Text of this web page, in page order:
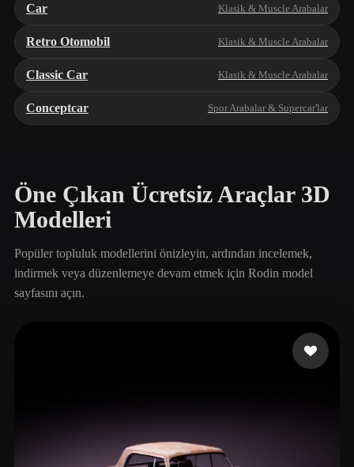
Car Klasik & Muscle Arabalar
Retro Otomobil Klasik & Muscle Arabalar
Classic Car Klasik & Muscle Arabalar
Conceptcar Spor Arabalar & Supercar'lar
Öne Çıkan Ücretsiz Araçlar 3D
Modelleri
Popüler topluluk modellerini önizleyin, ardından incelemek,
indirmek veya düzenlemeye devam etmek için Rodin model
sayfasını açın.